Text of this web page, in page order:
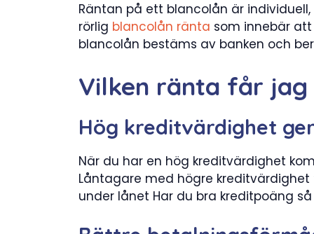
Räntan på ett blancolån är
rörlig blancolån ränta som innebär
blancolån bestäms av banken och
Vilken ränta får
Hög kreditvärdighet
När du har en hög kreditvärdighet
Låntagare med högre
under lånet Har du bra kreditpoäng